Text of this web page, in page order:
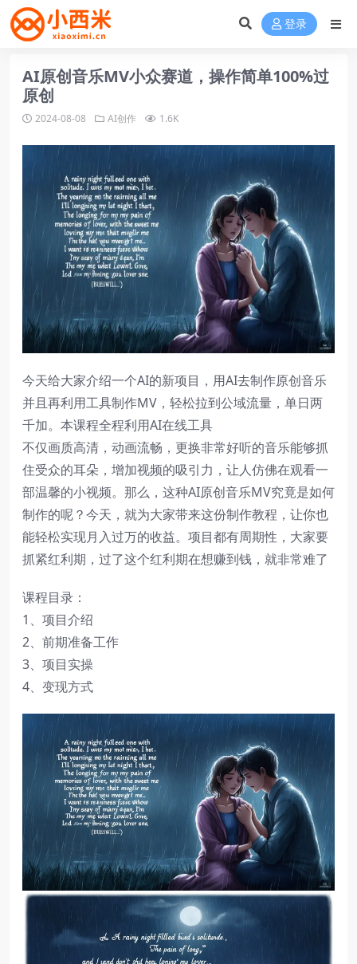
登录
AI原创音乐MV小众赛道，操作简单100%过
原创
2024-08-08 AI创作 1.6K
今天给大家介绍一个AI的新项目，用AI去制作原创音乐
并且再利用工具制作MV，轻松拉到公域流量，单日两
千加。本课程全程利用AI在线工具
不仅画质高清，动画流畅，更换非常好听的音乐能够抓
住受众的耳朵，增加视频的吸引力，让人仿佛在观看一
部温馨的小视频。那么，这种AI原创音乐MV究竟是如何
制作的呢？今天，就为大家带来这份制作教程，让你也
能轻松实现月入过万的收益。项目都有周期性，大家要
抓紧红利期，过了这个红利期在想赚到钱，就非常难了
课程目录：
1、项目介绍
2、前期准备工作
3、项目实操
4、变现方式